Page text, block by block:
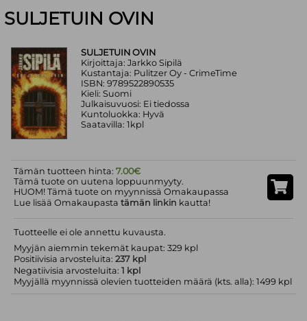
SULJETUIN OVIN
SULJETUIN OVIN
Kirjoittaja: Jarkko Sipilä
Kustantaja: Pulitzer Oy - CrimeTime
ISBN: 9789522890535
Kieli: Suomi
Julkaisuvuosi: Ei tiedossa
Kuntoluokka: Hyvä
Saatavilla: 1kpl
Tämän tuotteen hinta:7.00€
Tämä tuote on uutena loppuunmyyty.
HUOM! Tämä tuote on myynnissä Omakaupassa
Lue lisää Omakaupastatämän linkin kautta!
Tuotteelle ei ole annettu kuvausta.
Myyjän aiemmin tekemät kaupat: 329 kpl
Positiivisia arvosteluita:237 kpl
Negatiivisia arvosteluita:1 kpl
Myyjällä myynnissä olevien tuotteiden määrä (kts. alla): 1499 kpl